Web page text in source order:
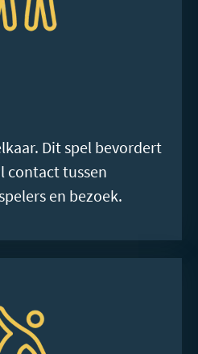
Dit spel bevordert
contact tussen
en bezoek.